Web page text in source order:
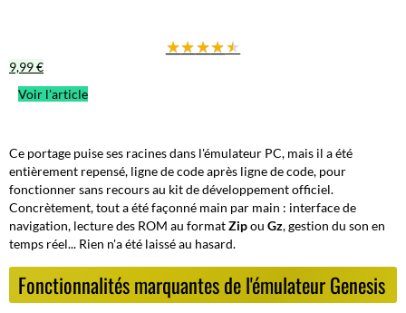
★★★★★
9,99 €
Voir l'article
Ce portage puise ses racines dans l'émulateur PC, mais il a été
entièrement repensé, ligne de code après ligne de code, pour
fonctionner sans recours au kit de développement officiel.
Concrètement, tout a été façonné main par main : interface de
navigation, lecture des ROM au formatZipou Gz, gestion du son en
temps réel... Rien n'a été laissé au hasard.
Fonctionnalités marquantes de l'émulateur Genesis